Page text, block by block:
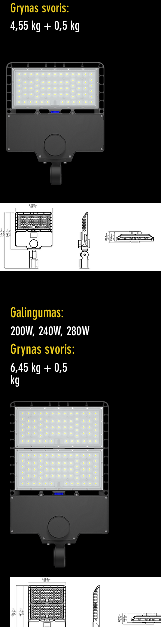
Grynas svoris:
4,55 kg + 0,5 kg
Galingumas:
200W, 240W, 280W
Grynas svoris:
6,45 kg + 0,5
kg